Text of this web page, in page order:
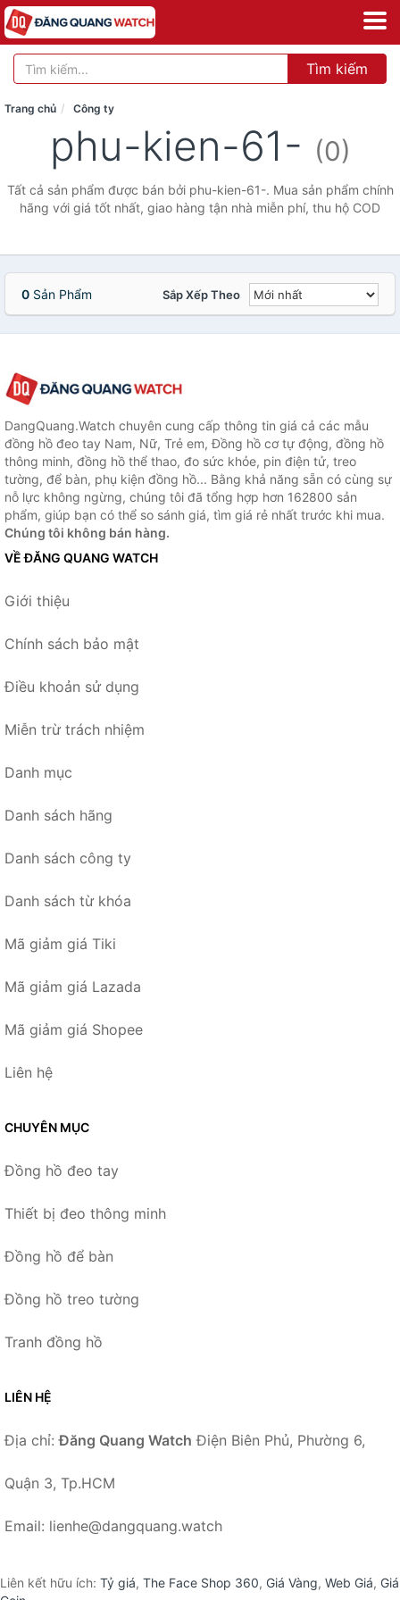
Tìm kiếm
Trang chủ Công ty
phu-kien-61- (0)
Tất cả sản phẩm được bán bởi phu-kien-61-. Mua sản phẩm chính
hãng với giá tốt nhất, giao hàng tận nhà miễn phí, thu hộ COD
0 Sản Phẩm Sắp Xếp Theo
DangQuang.Watch chuyên cung cấp thông tin giá cả các mẫu
đồng hồ đeo tay Nam, Nữ, Trẻ em, Đồng hồ cơ tự động, đồng hồ
thông minh, đồng hồ thể thao, đo sức khỏe, pin điện tử, treo
tường, để bàn, phụ kiện đồng hồ... Bằng khả năng sẵn có cùng sự
nỗ lực không ngừng, chúng tôi đã tổng hợp hơn 162800 sản
phẩm, giúp bạn có thể so sánh giá, tìm giá rẻ nhất trước khi mua.
Chúng tôi không bán hàng.
VỀ ĐĂNG QUANG WATCH
Giới thiệu
Chính sách bảo mật
Điều khoản sử dụng
Miễn trừ trách nhiệm
Danh mục
Danh sách hãng
Danh sách công ty
Danh sách từ khóa
Mã giảm giá Tiki
Mã giảm giá Lazada
Mã giảm giá Shopee
Liên hệ
CHUYÊN MỤC
Đồng hồ đeo tay
Thiết bị đeo thông minh
Đồng hồ để bàn
Đồng hồ treo tường
Tranh đồng hồ
LIÊN HỆ
Địa chỉ:Đăng Quang Watch Điện Biên Phủ, Phường 6,
Quận 3, Tp.HCM
Email: lienhe@dangquang.watch
Liên kết hữu ích: Tỷ giá, The Face Shop 360, Giá Vàng, Web Giá, Giá